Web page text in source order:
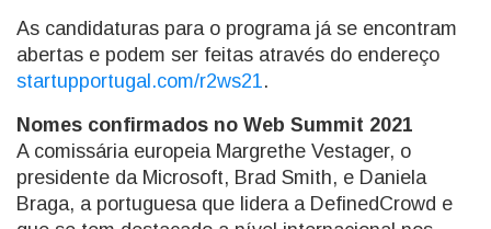
As candidaturas para o programa já se encontram
abertas e podem ser feitas através do endereço
startupportugal.com/r2ws21.
Nomes confirmados no Web Summit 2021
A comissária europeia Margrethe Vestager, o
presidente da Microsoft, Brad Smith, e Daniela
Braga, a portuguesa que lidera a DefinedCrowd e